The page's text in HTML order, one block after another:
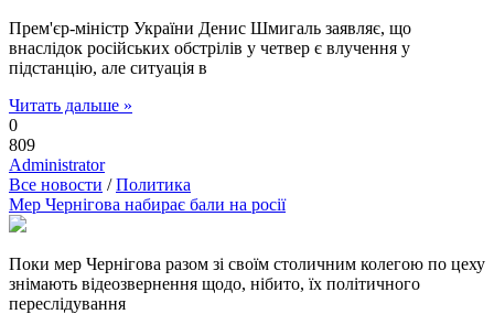
Прем'єр-міністр України Денис Шмигаль заявляє, що
внаслідок російських обстрілів у четвер є влучення у
підстанцію, але ситуація в
Читать дальше »
0
809
Administrator
Все новости /Политика
Мер Чернігова набирає бали на росії
Поки мер Чернігова разом зі своїм столичним колегою по цеху
знімають відеозвернення щодо, нібито, їх політичного
переслідування